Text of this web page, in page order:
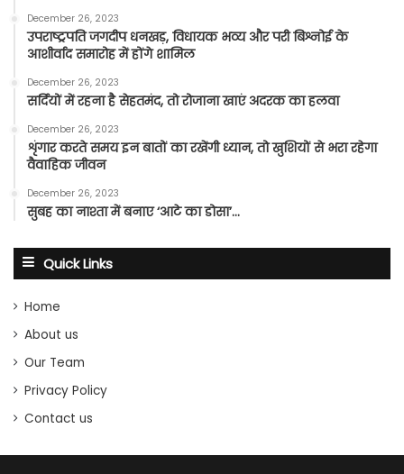
December 26, 2023
उपराष्ट्रपति जगदीप धनखड़, विधायक भव्य और परी बिश्नोई के
आशीर्वाद समारोह में होंगे शामिल
December 26, 2023
सर्दियों में रहना है सेहतमंद, तो रोजाना खाएं अदरक का हलवा
December 26, 2023
शृंगार करते समय इन बातों का रखेंगी ध्यान, तो खुशियों से भरा रहेगा
वैवाहिक जीवन
December 26, 2023
सुबह का नाश्ता में बनाए ‘आटे का डोसा’…
Quick Links
Home
About us
Our Team
Privacy Policy
Contact us